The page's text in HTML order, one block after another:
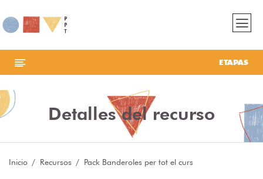
ETAPAS
Detalles del recurso
Inicio Recursos Pack Banderoles per tot el curs